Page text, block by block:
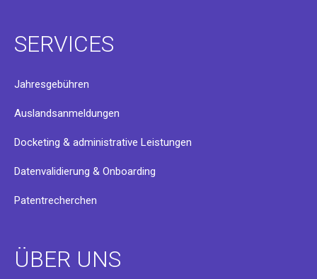
SERVICES
Jahresgebühren
Auslandsanmeldungen
Docketing & administrative Leistungen
Datenvalidierung & Onboarding
Patentrecherchen
ÜBER UNS